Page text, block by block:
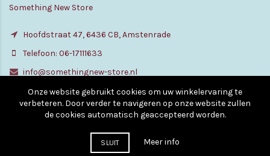
Something New Store
Hoofdstraat 47, 6436 CB, Amstenrade
Telefoon: 06-17111633
info@somethingnew-store.nl
© Copyright - All rights reserved. 2010 - 2026
Onze website gebruikt cookies om uw winkelervaring te
verbeteren. Door verder te navigeren op onze website zullen
de cookies automatisch geaccepteerd worden.
SLUIT Meer info